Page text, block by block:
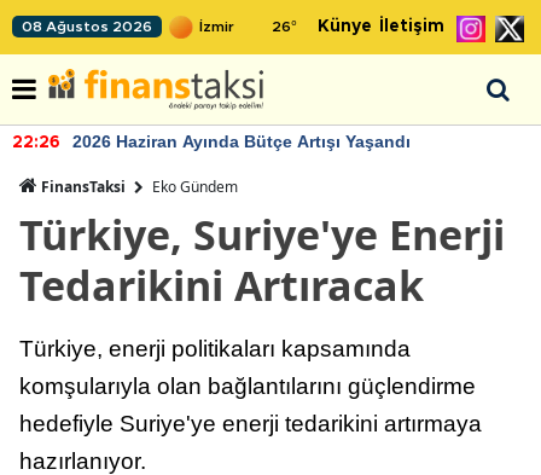
08 Ağustos 2026 26° Künye İletişim
22:26 2026 Haziran Ayında Bütçe Artışı Yaşandı
FinansTaksi Eko Gündem
Türkiye, Suriye'ye Enerji
Tedarikini Artıracak
Türkiye, enerji politikaları kapsamında
komşularıyla olan bağlantılarını güçlendirme
hedefiyle Suriye'ye enerji tedarikini artırmaya
hazırlanıyor.